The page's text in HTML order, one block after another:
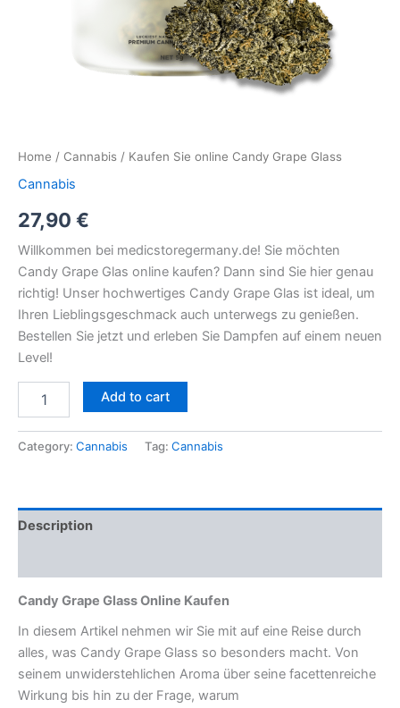
Home / Cannabis / Kaufen Sie online Candy Grape Glass
Cannabis
27,90 €
Willkommen bei medicstoregermany.de! Sie möchten
Candy Grape Glas online kaufen? Dann sind Sie hier genau
richtig! Unser hochwertiges Candy Grape Glas ist ideal, um
Ihren Lieblingsgeschmack auch unterwegs zu genießen.
Bestellen Sie jetzt und erleben Sie Dampfen auf einem neuen
Level!
Add to cart
Category: Cannabis Tag: Cannabis
Description
Candy Grape Glass Online Kaufen
In diesem Artikel nehmen wir Sie mit auf eine Reise durch
alles, was Candy Grape Glass so besonders macht. Von
seinem unwiderstehlichen Aroma über seine facettenreiche
Wirkung bis hin zu der Frage, warum